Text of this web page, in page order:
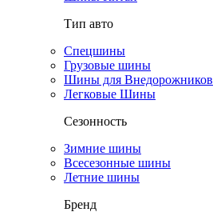
Тип авто
Спецшины
Грузовые шины
Шины для Внедорожников
Легковые Шины
Сезонность
Зимние шины
Всесезонные шины
Летние шины
Бренд